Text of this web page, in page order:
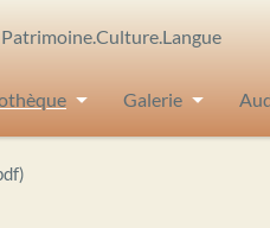
Patrimoine.Culture.Langue
Galerie